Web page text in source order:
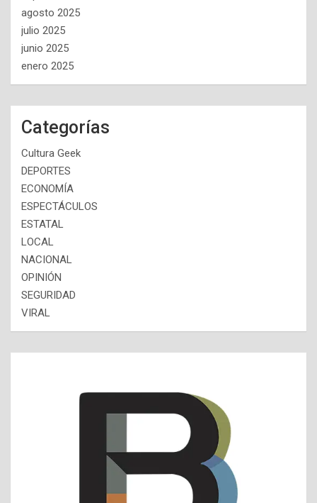
agosto 2025
julio 2025
junio 2025
enero 2025
Categorías
Cultura Geek
DEPORTES
ECONOMÍA
ESPECTÁCULOS
ESTATAL
LOCAL
NACIONAL
OPINIÓN
SEGURIDAD
VIRAL